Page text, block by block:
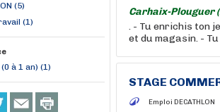
(5)
(1)
à 1 an) (1)
Carhaix-Plouguer
. - Tu enrichis ton
et du magasin. -
STAGE
Emploi DECATHLON